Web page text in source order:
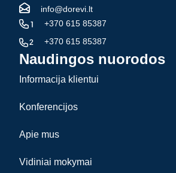
+370 615 85387
info@dorevi.lt
+370 615 85387
Naudingos nuorodos
Informacija klientui
Konferencijos
Apie mus
Vidiniai mokymai